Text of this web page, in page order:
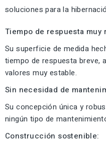
soluciones para la
Tiempo de respuesta muy
Su superficie de medida
tiempo de respuesta breve,
valores muy estable.
Sin necesidad de
Su concepción única y
ningún tipo de
Construcción sostenible: